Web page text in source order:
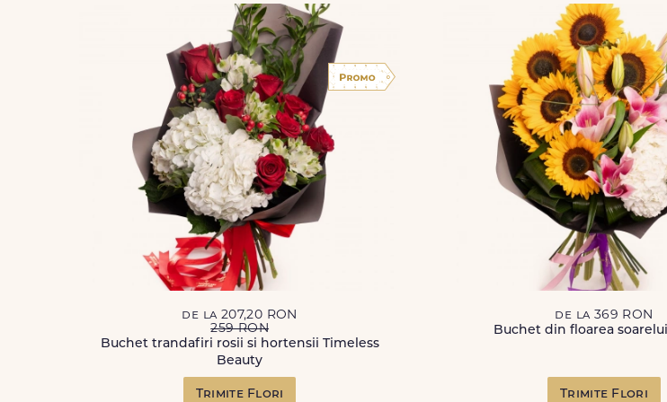
de la 207,20 RON
259 RON
Buchet trandafiri rosii si hortensii Timeless
Beauty
Trimite Flori
de la 369 RON
Buchet din floarea
Trimite Flori